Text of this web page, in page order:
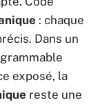
: chaque
Dans un
exposé, la
reste une